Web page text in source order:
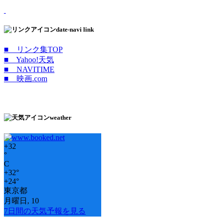
date-navi link
■ リンク集TOP
■ Yahoo!天気
■ NAVITIME
■ 映画.com
weather
+32
°
C
+32°
+24°
東京都
月曜日, 10
7日間の天気予報を見る